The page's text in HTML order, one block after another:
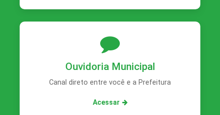
Ouvidoria Municipal
Canal direto entre você e a Prefeitura
Acessar